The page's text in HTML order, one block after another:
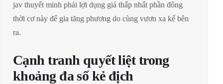
jav thuyết minh phải lợi dụng giá thấp nhất phần đông
thời cơ này để gia tăng phương do cùng vươn xa kế bên
ra.
Cạnh tranh quyết liệt trong
khoảng đa số kẻ địch